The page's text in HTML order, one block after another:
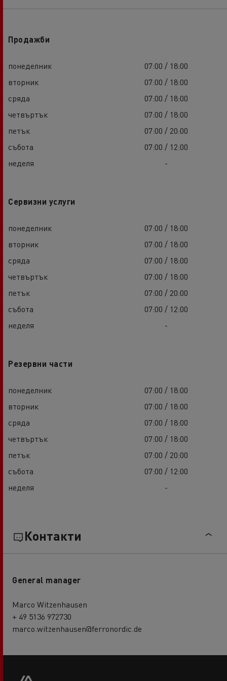
Продажби
понеделник
07:00 / 18:00
вторник
07:00 / 18:00
сряда
07:00 / 18:00
четвъртък
07:00 / 18:00
петък
07:00 / 20:00
събота
07:00 / 12:00
неделя
-
Сервизни услуги
понеделник
07:00 / 18:00
вторник
07:00 / 18:00
сряда
07:00 / 18:00
четвъртък
07:00 / 18:00
петък
07:00 / 20:00
събота
07:00 / 12:00
неделя
-
Резервни части
понеделник
07:00 / 18:00
вторник
07:00 / 18:00
сряда
07:00 / 18:00
четвъртък
07:00 / 18:00
петък
07:00 / 20:00
събота
07:00 / 12:00
неделя
-
Контакти
General manager
Marco Witzenhausen
+ 49 5136 972730
marco.witzenhausen@ferronordic.de